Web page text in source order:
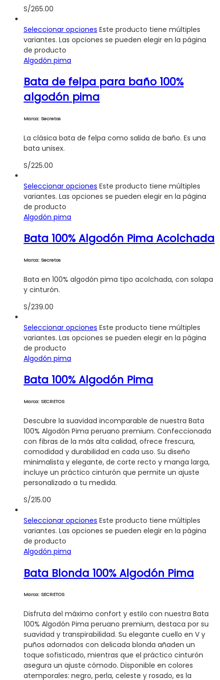
S/265.00
Seleccionar opciones Este producto tiene múltiples
variantes. Las opciones se pueden elegir en la página
de producto
Algodón pima
Bata de felpa para baño 100%
algodón pima
Marca: Secretos
La clásica bata de felpa como salida de baño. Es una
bata unisex.
S/225.00
Seleccionar opciones Este producto tiene múltiples
variantes. Las opciones se pueden elegir en la página
de producto
Algodón pima
Bata 100% Algodón Pima Acolchada
Marca: Secretos
Bata en 100% algodón pima tipo acolchada, con solapa
y cinturón.
S/239.00
Seleccionar opciones Este producto tiene múltiples
variantes. Las opciones se pueden elegir en la página
de producto
Algodón pima
Bata 100% Algodón Pima
Marca: SECRETOS
Descubre la suavidad incomparable de nuestra Bata
100% Algodón Pima peruano premium. Confeccionada
con fibras de la más alta calidad, ofrece frescura,
comodidad y durabilidad en cada uso. Su diseño
minimalista y elegante, de corte recto y manga larga,
incluye un práctico cinturón que permite un ajuste
personalizado a tu medida.
S/215.00
Seleccionar opciones Este producto tiene múltiples
variantes. Las opciones se pueden elegir en la página
de producto
Algodón pima
Bata Blonda 100% Algodón Pima
Marca: SECRETOS
Disfruta del máximo confort y estilo con nuestra Bata
100% Algodón Pima peruano premium, destaca por su
suavidad y transpirabilidad. Su elegante cuello en V y
puños adornados con delicada blonda añaden un
toque sofisticado, mientras que el práctico cinturón
asegura un ajuste cómodo. Disponible en colores
atemporales: negro, perla, celeste y rosado, es la